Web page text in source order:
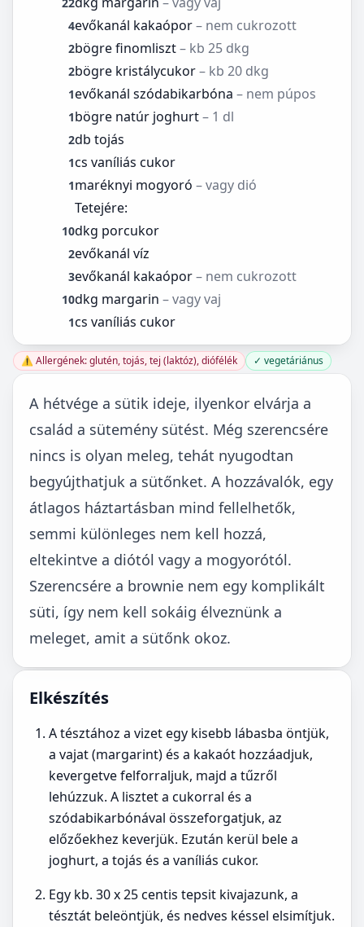
4evőkanál kakaópor– nem cukrozott
2bögre finomliszt– kb 25 dkg
2bögre kristálycukor– kb 20 dkg
1evőkanál szódabikarbóna – nem púpos
1bögre natúr joghurt– 1 dl
2db tojás
1cs vaníliás cukor
1maréknyi mogyoró – vagy dió
Tetejére:
10dkg porcukor
2evőkanál víz
3evőkanál kakaópor– nem cukrozott
10dkg margarin – vagy vaj
1cs vaníliás cukor
⚠️ Allergének: glutén, tojás, tej (laktóz), diófélék ✓ vegetáriánus
A hétvége a sütik ideje, ilyenkor elvárja a
család a sütemény sütést. Még szerencsére
nincs is olyan meleg, tehát nyugodtan
begyújthatjuk a sütőnket. A hozzávalók, egy
átlagos háztartásban mind fellelhetők,
semmi különleges nem kell hozzá,
eltekintve a diótól vagy a mogyorótól.
Szerencsére a brownie nem egy komplikált
süti, így nem kell sokáig élveznünk a
meleget, amit a sütőnk okoz.
Elkészítés
A tésztához a vizet egy kisebb lábasba öntjük,
a vajat (margarint) és a kakaót hozzáadjuk,
kevergetve felforraljuk, majd a tűzről
lehúzzuk. A lisztet a cukorral és a
szódabikarbónával összeforgatjuk, az
előzőekhez keverjük. Ezután kerül bele a
joghurt, a tojás és a vaníliás cukor.
Egy kb. 30 x 25 centis tepsit kivajazunk, a
tésztát beleöntjük, és nedves késsel elsimítjuk.